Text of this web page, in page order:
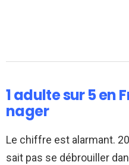
1 adulte sur 5 en
nager
Le chiffre est alarmant.
sait pas se débrouiller